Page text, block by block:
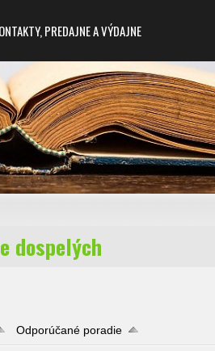
PREDAJNE A VÝDAJNE
dospelých
Odporúčané poradie